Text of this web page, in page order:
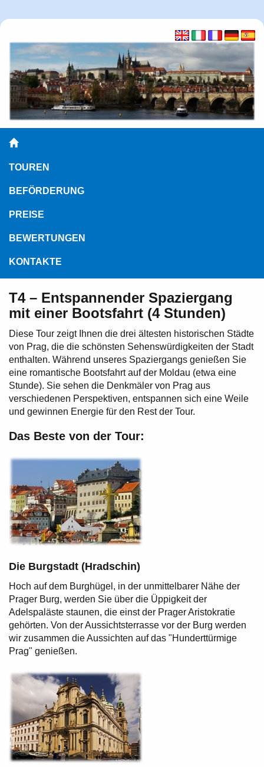
TOUREN
BEFÖRDERUNG
PREISE
BEWERTUNGEN
KONTAKTE
T4 – Entspannender Spaziergang
mit einer Bootsfahrt (4 Stunden)
Diese Tour zeigt Ihnen die drei ältesten historischen Städte
von Prag, die die schönsten Sehenswürdigkeiten der Stadt
enthalten. Während unseres Spaziergangs genießen Sie
eine romantische Bootsfahrt auf der Moldau (etwa eine
Stunde). Sie sehen die Denkmäler von Prag aus
verschiedenen Perspektiven, entspannen sich eine Weile
und gewinnen Energie für den Rest der Tour.
Das Beste von der Tour:
Die Burgstadt (Hradschin)
Hoch auf dem Burghügel, in der unmittelbarer Nähe der
Prager Burg, werden Sie über die Üppigkeit der
Adelspaläste staunen, die einst der Prager Aristokratie
gehörten. Von der Aussichtsterrasse vor der Burg werden
wir zusammen die Aussichten auf das "Hunderttürmige
Prag" genießen.